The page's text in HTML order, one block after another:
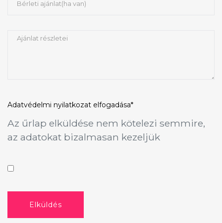
Adatvédelmi nyilatkozat elfogadása*
Az űrlap elküldése nem kötelezi semmire,
az adatokat bizalmasan kezeljük
Elküldés